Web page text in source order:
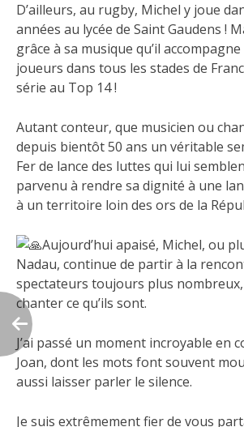
D’ailleurs, au rugby, Michel y joue
années au lycée de Saint Gaudens !
grâce à sa musique qu’il
joueurs dans tous les stades de
série au Top 14 !
Autant conteur, que musicien ou
depuis bientôt 50 ans un véritable
Fer de lance des luttes qui lui
parvenu à rendre sa dignité à une
à un territoire loin des ors de la
Aujourd’hui apaisé, Michel, ou
Nadau, continue de partir à la
spectateurs toujours plus
chanter ce qu’ils sont.
J’ai passé un moment incroyable en
Joan, dont les mots font souvent
aussi laisser parler le silence.
Je suis extrêmement fier de vous